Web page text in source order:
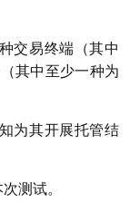
交易终端（其中
其中至少一种为
为其开展托管结
测试。